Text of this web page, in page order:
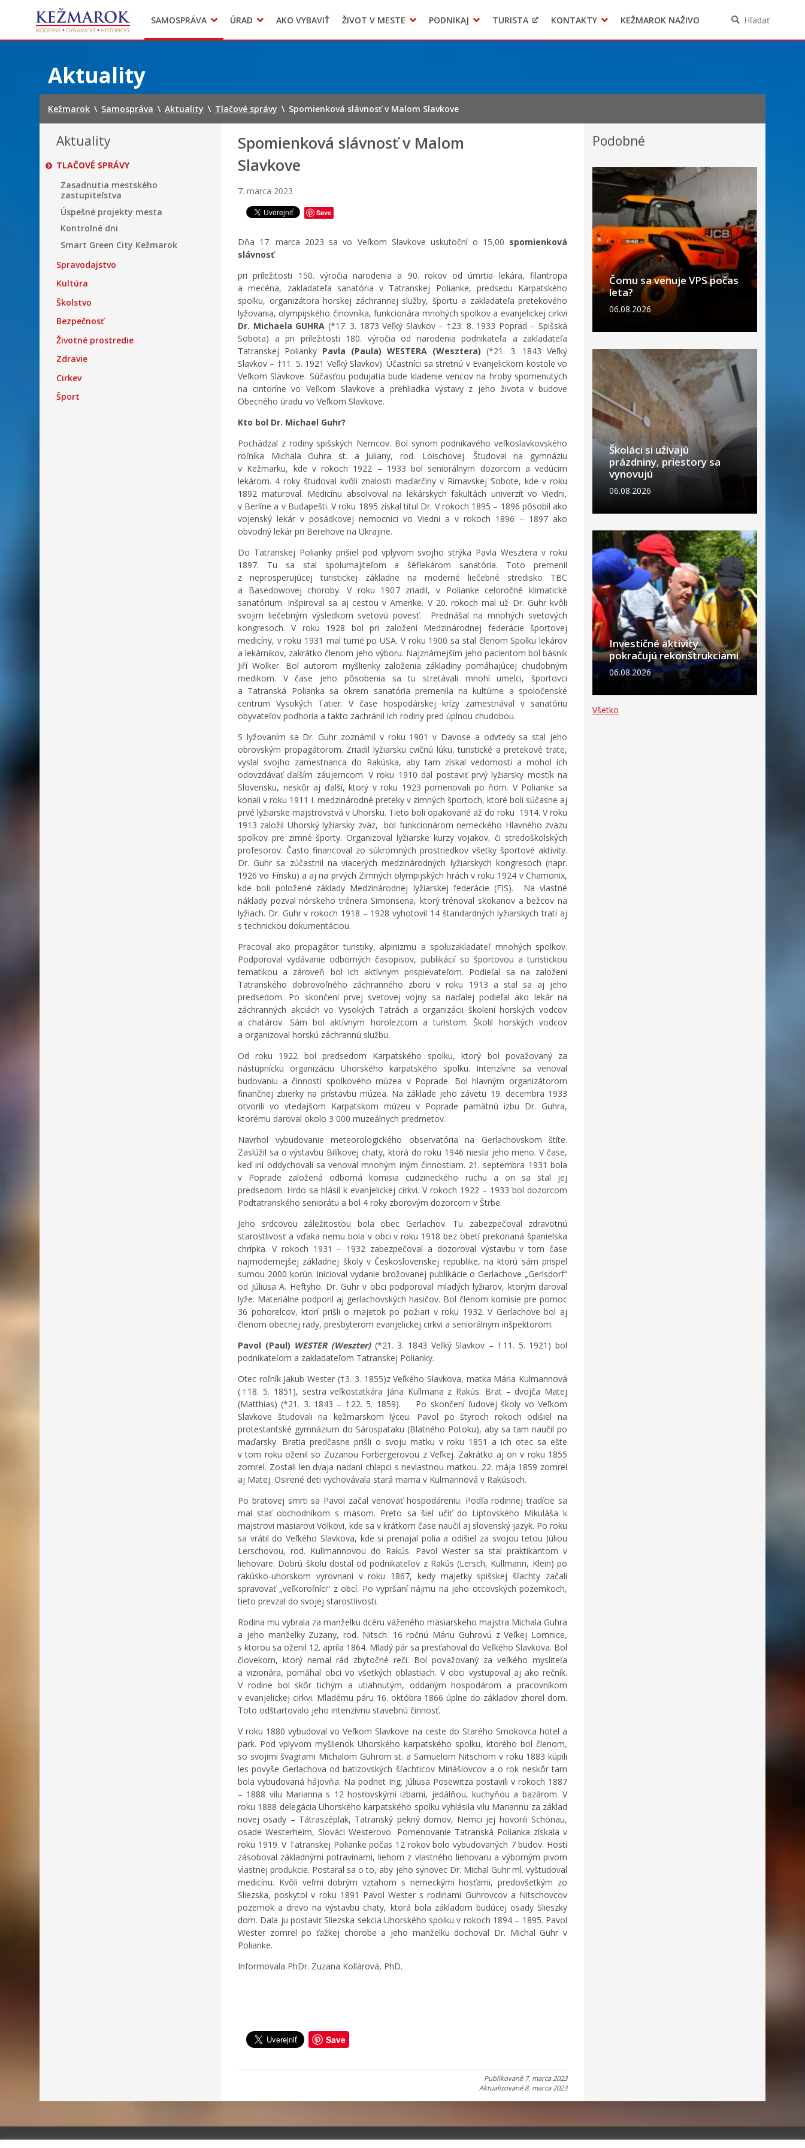
SAMOSPRÁVA
Mestská polícia
Geo informačný systém – Kežmarok
ÚRAD
Sekcie úradu
Oznamovanie podozrení z podvodov
AKO VYBAVIŤ ŽIVOT V MESTE
Triedený zber – NATUR – PACK
PODNIKAJ TURISTA KONTAKTY KEŽMAROK NAŽIVO Hľadať
Aktuality
Kežmarok \ Samospráva \ Aktuality \ Tlačové správy \ Spomienková slávnosť v Malom Slavkove
Aktuality
TLAČOVÉ SPRÁVY
Zasadnutia mestského
zastupiteľstva
Úspešné projekty mesta
Kontrolné dni
Smart Green City Kežmarok
Spravodajstvo
Kultúra
Školstvo
Bezpečnosť
Životné prostredie
Zdravie
Cirkev
Šport
Spomienková slávnosť v Malom
Slavkove
7. marca 2023
Save
Dňa 17. marca 2023 sa vo Veľkom Slavkove uskutoční o 15,00 spomienková
slávnosť
pri príležitosti 150. výročia narodenia a 90. rokov od úmrtia lekára, filantropa
a mecéna, zakladateľa sanatória v Tatranskej Polianke, predsedu Karpatského
spolku, organizátora horskej záchrannej služby, športu a zakladateľa pretekového
lyžovania, olympijského činovníka, funkcionára mnohých spolkov a evanjelickej cirkvi
Dr. Michaela GUHRA (*17. 3. 1873 Veľký Slavkov – †23. 8. 1933 Poprad – Spišská
Sobota) a pri príležitosti 180. výročia od narodenia podnikateľa a zakladateľa
Tatranskej Polianky Pavla (Paula) WESTERA (Wesztera) (*21. 3. 1843 Veľký
Slavkov – †11. 5. 1921 Veľký Slavkov). Účastníci sa stretnú v Evanjelickom kostole vo
Veľkom Slavkove. Súčasťou podujatia bude kladenie vencov na hroby spomenutých
na cintoríne vo Veľkom Slavkove a prehliadka výstavy z jeho života v budove
Obecného úradu vo Veľkom Slavkove.
Kto bol Dr. Michael Guhr?
Pochádzal z rodiny spišských Nemcov. Bol synom podnikavého veľkoslavkovského
roľníka Michala Guhra st. a Juliany, rod. Loischovej. Študoval na gymnáziu
v Kežmarku, kde v rokoch 1922 – 1933 bol seniorálnym dozorcom a vedúcim
lekárom. 4 roky študoval kvôli znalosti maďarčiny v Rimavskej Sobote, kde v roku
1892 maturoval. Medicínu absolvoval na lekárskych fakultách univerzít vo Viedni,
v Berlíne a v Budapešti. V roku 1895 získal titul Dr. V rokoch 1895 – 1896 pôsobil ako
vojenský lekár v posádkovej nemocnici vo Viedni a v rokoch 1896 – 1897 ako
obvodný lekár pri Berehove na Ukrajine.
Do Tatranskej Polianky prišiel pod vplyvom svojho strýka Pavla Wesztera v roku
1897. Tu sa stal spolumajiteľom a šéflekárom sanatória. Toto premenil
z neprosperujúcej turistickej základne na moderné liečebné stredisko TBC
a Basedowovej choroby. V roku 1907 zriadil, v Polianke celoročné klimatické
sanatórium. Inšpiroval sa aj cestou v Amerike. V 20. rokoch mal už Dr. Guhr kvôli
svojim liečebným výsledkom svetovú povesť. Prednášal na mnohých svetových
kongresoch. V roku 1928 bol pri založení Medzinárodnej federácie športovej
medicíny, v roku 1931 mal turné po USA. V roku 1900 sa stal členom Spolku lekárov
a lekárnikov, zakrátko členom jeho výboru. Najznámejším jeho pacientom bol básnik
Jiří Wolker. Bol autorom myšlienky založenia základiny pomáhajúcej chudobným
medikom. V čase jeho pôsobenia sa tu stretávali mnohí umelci, športovci
a Tatranská Polianka sa okrem sanatória premenila na kultúrne a spoločenské
centrum Vysokých Tatier. V čase hospodárskej krízy zamestnával v sanatóriu
obyvateľov podhoria a takto zachránil ich rodiny pred úplnou chudobou.
S lyžovaním sa Dr. Guhr zoznámil v roku 1901 v Davose a odvtedy sa stal jeho
obrovským propagátorom. Zriadil lyžiarsku cvičnú lúku, turistické a pretekové trate,
vyslal svojho zamestnanca do Rakúska, aby tam získal vedomosti a mohol ich
odovzdávať ďalším záujemcom. V roku 1910 dal postaviť prvý lyžiarsky mostík na
Slovensku, neskôr aj ďalší, ktorý v roku 1923 pomenovali po ňom. V Polianke sa
konali v roku 1911 I. medzinárodné preteky v zimných športoch, ktoré boli súčasne aj
prvé lyžiarske majstrovstvá v Uhorsku. Tieto boli opakované až do roku 1914. V roku
1913 založil Uhorský lyžiarsky zväz, bol funkcionárom nemeckého Hlavného zväzu
spolkov pre zimné športy. Organizoval lyžiarske kurzy vojakov, či stredoškolských
profesorov. Často financoval zo súkromných prostriedkov všetky športové aktivity.
Dr. Guhr sa zúčastnil na viacerých medzinárodných lyžiarskych kongresoch (napr.
1926 vo Fínsku) a aj na prvých Zimných olympijských hrách v roku 1924 v Chamonix,
kde boli položené základy Medzinárodnej lyžiarskej federácie (FIS). Na vlastné
náklady pozval nórskeho trénera Simonsena, ktorý trénoval skokanov a bežcov na
lyžiach. Dr. Guhr v rokoch 1918 – 1928 vyhotovil 14 štandardných lyžiarskych tratí aj
s technickou dokumentáciou.
Pracoval ako propagátor turistiky, alpinizmu a spoluzakladateľ mnohých spolkov.
Podporoval vydávanie odborných časopisov, publikácií so športovou a turistickou
tematikou a zároveň bol ich aktívnym prispievateľom. Podieľal sa na založení
Tatranského dobrovoľného záchranného zboru v roku 1913 a stal sa aj jeho
predsedom. Po skončení prvej svetovej vojny sa naďalej podieľal ako lekár na
záchranných akciách vo Vysokých Tatrách a organizácii školení horských vodcov
a chatárov. Sám bol aktívnym horolezcom a turistom. Školil horských vodcov
a organizoval horskú záchrannú službu.
Od roku 1922 bol predsedom Karpatského spolku, ktorý bol považovaný za
nástupnícku organizáciu Uhorského karpatského spolku. Intenzívne sa venoval
budovaniu a činnosti spolkového múzea v Poprade. Bol hlavným organizátorom
finančnej zbierky na prístavbu múzea. Na základe jeho závetu 19. decembra 1933
otvorili vo vtedajšom Karpatskom múzeu v Poprade pamätnú izbu Dr. Guhra,
ktorému daroval okolo 3 000 muzeálnych predmetov.
Navrhol vybudovanie meteorologického observatória na Gerlachovskom štíte.
Zaslúžil sa o výstavbu Bilíkovej chaty, ktorá do roku 1946 niesla jeho meno. V čase,
keď iní oddychovali sa venoval mnohým iným činnostiam. 21. septembra 1931 bola
v Poprade založená odborná komisia cudzineckého ruchu a on sa stal jej
predsedom. Hrdo sa hlásil k evanjelickej cirkvi. V rokoch 1922 – 1933 bol dozorcom
Podtatranského seniorátu a bol 4 roky zborovým dozorcom v Štrbe.
Jeho srdcovou záležitosťou bola obec Gerlachov. Tu zabezpečoval zdravotnú
starostlivosť a vďaka nemu bola v obci v roku 1918 bez obetí prekonaná španielska
chrípka. V rokoch 1931 – 1932 zabezpečoval a dozoroval výstavbu v tom čase
najmodernejšej základnej školy v Československej republike, na ktorú sám prispel
sumou 2000 korún. Inicioval vydanie brožovanej publikácie o Gerlachove „Gerlsdorf“
od Júliusa A. Heftyho. Dr. Guhr v obci podporoval mladých lyžiarov, ktorým daroval
lyže. Materiálne podporil aj gerlachovských hasičov. Bol členom komisie pre pomoc
36 pohorelcov, ktorí prišli o majetok po požiari v roku 1932. V Gerlachove bol aj
členom obecnej rady, presbyterom evanjelickej cirkvi a seniorálnym inšpektorom.
Pavol (Paul) WESTER (Weszter)(*21. 3. 1843 Veľký Slavkov – †11. 5. 1921) bol
podnikateľom a zakladateľom Tatranskej Polianky.
Otec roľník Jakub Wester (†3. 3. 1855)z Veľkého Slavkova, matka Mária Kulmannová
(†18. 5. 1851), sestra veľkostatkára Jána Kullmana z Rakús. Brat – dvojča Matej
(Matthias) (*21. 3. 1843 – †22. 5. 1859). Po skončení ľudovej školy vo Veľkom
Slavkove študovali na kežmarskom lýceu. Pavol po štyroch rokoch odišiel na
protestantské gymnázium do Sárospataku (Blatného Potoku), aby sa tam naučil po
maďarsky. Bratia predčasne prišli o svoju matku v roku 1851 a ich otec sa ešte
v tom roku oženil so Zuzanou Forbergerovou z Veľkej. Zakrátko aj on v roku 1855
zomrel. Zostali len dvaja nadaní chlapci s nevlastnou matkou. 22. mája 1859 zomrel
aj Matej. Osirené deti vychovávala stará mama v Kulmannová v Rakúsoch.
Po bratovej smrti sa Pavol začal venovať hospodáreniu. Podľa rodinnej tradície sa
mal stať obchodníkom s mäsom. Preto sa šiel učiť do Liptovského Mikuláša k
majstrovi mäsiarovi Volkovi, kde sa v krátkom čase naučil aj slovenský jazyk. Po roku
sa vrátil do Veľkého Slavkova, kde si prenajal polia a odišiel za svojou tetou Júliou
Lerschovou, rod. Kullmannovou do Rakús. Pavol Wester sa stal praktikantom v
liehovare. Dobrú školu dostal od podnikateľov z Rakús (Lersch, Kullmann, Klein) po
rakúsko-uhorskom vyrovnaní v roku 1867, kedy majetky spišskej šľachty začali
spravovať „veľkoroľníci“ z obcí. Po vypršaní nájmu na jeho otcovských pozemkoch,
tieto prevzal do svojej starostlivosti.
Rodina mu vybrala za manželku dcéru váženého mäsiarskeho majstra Michala Guhra
a jeho manželky Zuzany, rod. Nitsch. 16 ročnú Máriu Guhrovú z Veľkej Lomnice,
s ktorou sa oženil 12. apríla 1864. Mladý pár sa presťahoval do Veľkého Slavkova. Bol
človekom, ktorý nemal rád zbytočné reči. Bol považovaný za veľkého mysliteľa
a vizionára, pomáhal obci vo všetkých oblastiach. V obci vystupoval aj ako rečník.
V rodine bol skôr tichým a utiahnutým, oddaným hospodárom a pracovníkom
v evanjelickej cirkvi. Mladému páru 16. októbra 1866 úplne do základov zhorel dom.
Toto odštartovalo jeho intenzívnu stavebnú činnosť.
V roku 1880 vybudoval vo Veľkom Slavkove na ceste do Starého Smokovca hotel a
park. Pod vplyvom myšlienok Uhorského karpatského spolku, ktorého bol členom,
so svojimi švagrami Michalom Guhrom st. a Samuelom Nitschom v roku 1883 kúpili
les povyše Gerlachova od batizovských šľachticov Miriášiovcov a o rok neskôr tam
bola vybudovaná hájovňa. Na podnet Ing. Júliusa Posewitza postavili v rokoch 1887
– 1888 vilu Marianna s 12 hosťovskými izbami, jedálňou, kuchyňou a bazárom. V
roku 1888 delegácia Uhorského karpatského spolku vyhlásila vilu Mariannu za základ
novej osady – Tátraszéplak, Tatranský pekný domov, Nemci jej hovorili Schönau,
osade Westerheim, Slováci Westerovo. Pomenovanie Tatranská Polianka získala v
roku 1919. V Tatranskej Polianke počas 12 rokov bolo vybudovaných 7 budov. Hostí
zásoboval základnými potravinami, liehom z vlastného liehovaru a výborným pivom
vlastnej produkcie. Postaral sa o to, aby jeho synovec Dr. Michal Guhr ml. vyštudoval
medicínu. Kvôli veľmi dobrým vzťahom s nemeckými hosťami, predovšetkým zo
Sliezska, poskytol v roku 1891 Pavol Wester s rodinami Guhrovcov a Nitschovcov
pozemok a drevo na výstavbu chaty, ktorá bola základom budúcej osady Slieszky
dom. Dala ju postaviť Sliezska sekcia Uhorského spolku v rokoch 1894 – 1895. Pavol
Wester zomrel po ťažkej chorobe a jeho manželku dochoval Dr. Michal Guhr v
Polianke.
Informovala PhDr. Zuzana Kollárová, PhD.
Save
Publikované 7. marca 2023
Aktualizované 8. marca 2023
Podobné
Čomu sa venuje VPS počas
leta?
06.08.2026
Školáci si užívajú
prázdniny, priestory sa
vynovujú
06.08.2026
Investičné aktivity
pokračujú rekonštrukciami
06.08.2026
Všetko